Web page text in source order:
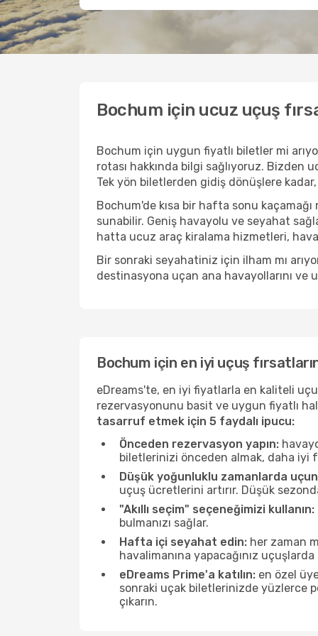
Bochum için ucuz uçuş
Bochum için uygun fiyatlı biletler mi
rotası hakkında bilgi sağlıyoruz. Bizden
Tek yön biletlerden gidiş dönüşlere
Bochum'de kısa bir hafta sonu
sunabilir. Geniş havayolu ve seyahat
hatta ucuz araç kiralama hizmetleri,
Bir sonraki seyahatiniz için ilham mı
destinasyona uçan ana havayollarını ve
Bochum için en iyi uçuş
eDreams'te, en iyi fiyatlarla en kaliteli
rezervasyonunu basit ve uygun fiyatlı
tasarruf etmek için 5 faydalı ipucu:
Önceden rezervasyon yapın:
biletlerinizi önceden almak, daha iyi
Düşük yoğunluklu zamanlarda
uçuş ücretlerini artırır. Düşük
"Akıllı seçim" seçeneğimizi kullanın:
bulmanızı sağlar.
Hafta içi seyahat edin: her zaman
havalimanına yapacağınız
eDreams Prime'a katılın: en özel
sonraki uçak biletlerinizde yüzlerce
çıkarın.